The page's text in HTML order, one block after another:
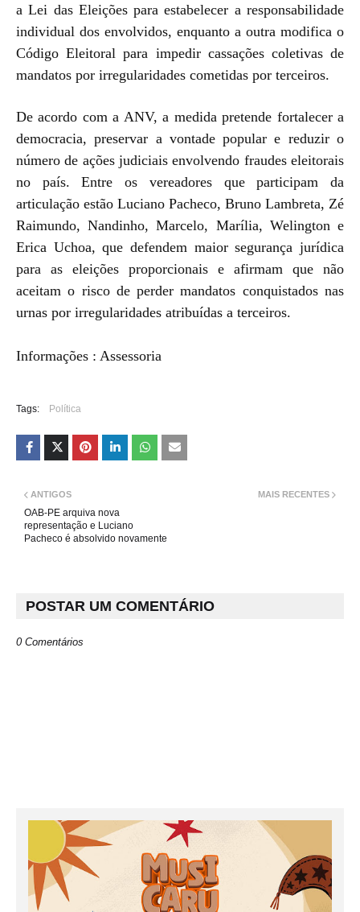
a Lei das Eleições para estabelecer a responsabilidade
individual dos envolvidos, enquanto a outra modifica o
Código Eleitoral para impedir cassações coletivas de
mandatos por irregularidades cometidas por terceiros.
De acordo com a ANV, a medida pretende fortalecer a
democracia, preservar a vontade popular e reduzir o
número de ações judiciais envolvendo fraudes eleitorais
no país. Entre os vereadores que participam da
articulação estão Luciano Pacheco, Bruno Lambreta, Zé
Raimundo, Nandinho, Marcelo, Marília, Welington e
Erica Uchoa, que defendem maior segurança jurídica
para as eleições proporcionais e afirmam que não
aceitam o risco de perder mandatos conquistados nas
urnas por irregularidades atribuídas a terceiros.
Informações : Assessoria
Tags: Política
MAIS RECENTES
ANTIGOS
OAB-PE arquiva nova
representação e Luciano
Pacheco é absolvido novamente
POSTAR UM COMENTÁRIO
0 Comentários